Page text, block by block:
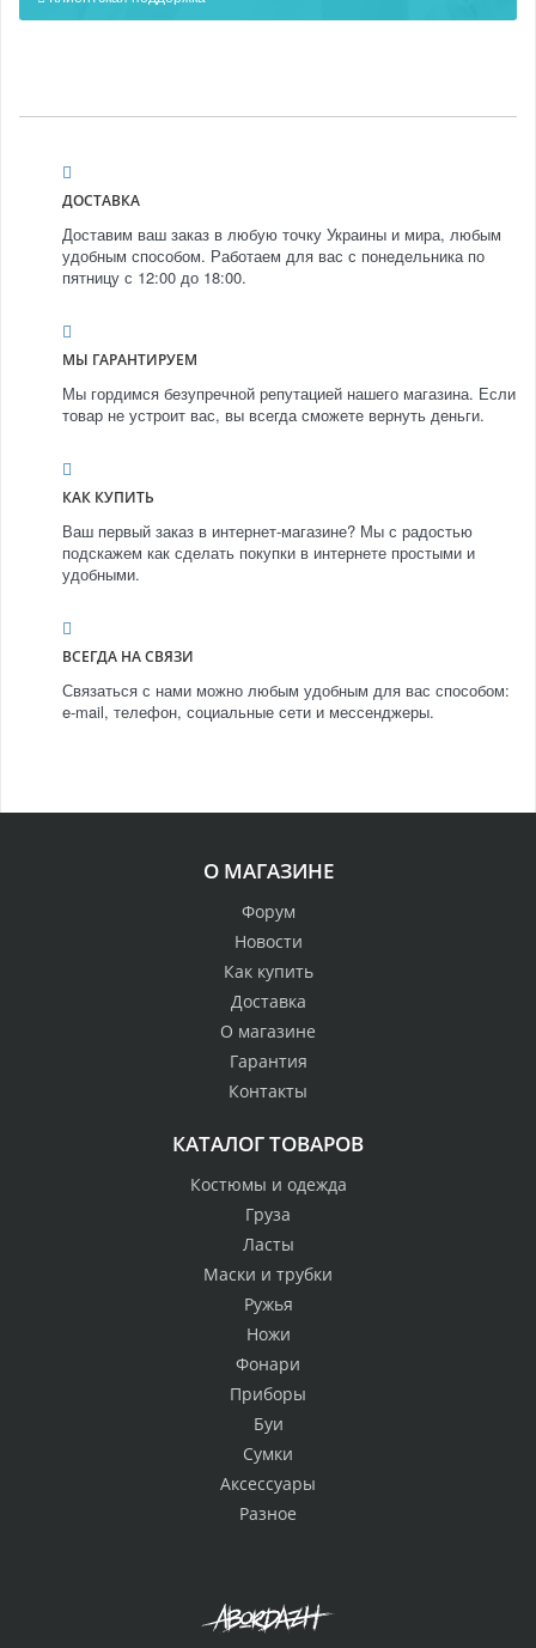
ДОСТАВКА
Доставим ваш заказ в любую точку Украины и мира, любым
удобным способом. Работаем для вас с понедельника по
пятницу с 12:00 до 18:00.
МЫ ГАРАНТИРУЕМ
Мы гордимся безупречной репутацией нашего магазина. Если
товар не устроит вас, вы всегда сможете вернуть деньги.
КАК КУПИТЬ
Ваш первый заказ в интернет-магазине? Мы с радостью
подскажем как сделать покупки в интернете простыми и
удобными.
ВСЕГДА НА СВЯЗИ
Связаться с нами можно любым удобным для вас способом:
e-mail, телефон, социальные сети и мессенджеры.
О МАГАЗИНЕ
Форум
Новости
Как купить
Доставка
О магазине
Гарантия
Контакты
КАТАЛОГ ТОВАРОВ
Костюмы и одежда
Груза
Ласты
Маски и трубки
Ружья
Ножи
Фонари
Приборы
Буи
Сумки
Аксессуары
Разное